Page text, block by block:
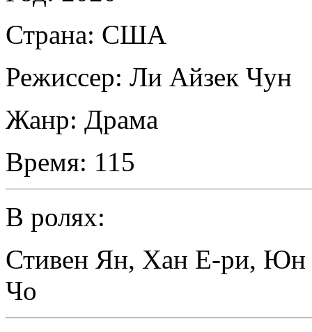
Страна: США
Режиссер: Ли Айзек Чун
Жанр: Драма
Время: 115
В ролях:
Стивен Ян, Хан Е-ри, Юн
Чо